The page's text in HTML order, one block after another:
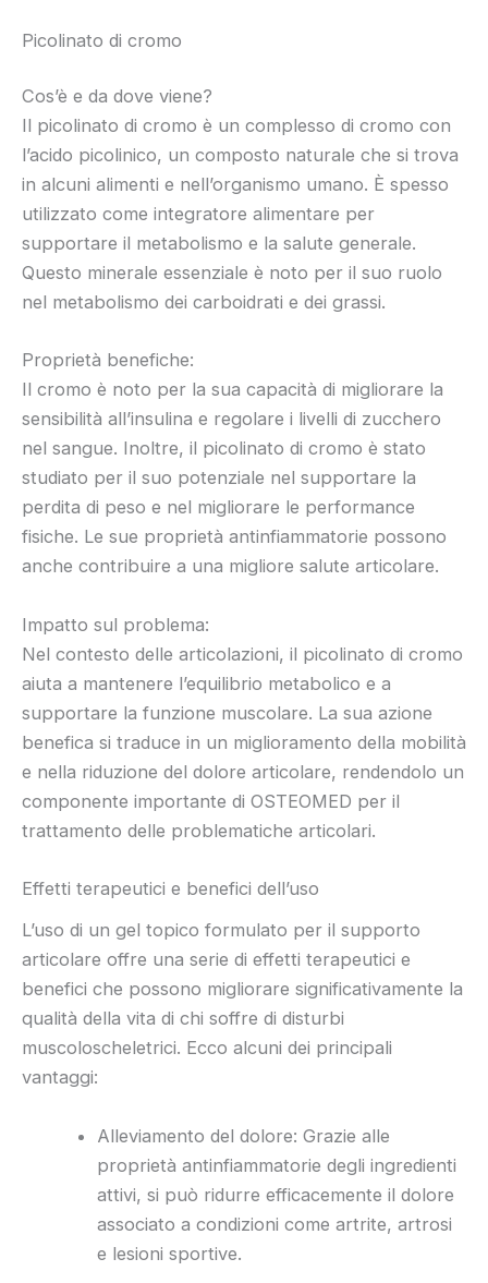
Picolinato di cromo
Cos’è e da dove viene?
Il picolinato di cromo è un complesso di cromo con
l’acido picolinico, un composto naturale che si trova
in alcuni alimenti e nell’organismo umano. È spesso
utilizzato come integratore alimentare per
supportare il metabolismo e la salute generale.
Questo minerale essenziale è noto per il suo ruolo
nel metabolismo dei carboidrati e dei grassi.
Proprietà benefiche:
Il cromo è noto per la sua capacità di migliorare la
sensibilità all’insulina e regolare i livelli di zucchero
nel sangue. Inoltre, il picolinato di cromo è stato
studiato per il suo potenziale nel supportare la
perdita di peso e nel migliorare le performance
fisiche. Le sue proprietà antinfiammatorie possono
anche contribuire a una migliore salute articolare.
Impatto sul problema:
Nel contesto delle articolazioni, il picolinato di cromo
aiuta a mantenere l’equilibrio metabolico e a
supportare la funzione muscolare. La sua azione
benefica si traduce in un miglioramento della mobilità
e nella riduzione del dolore articolare, rendendolo un
componente importante di OSTEOMED per il
trattamento delle problematiche articolari.
Effetti terapeutici e benefici dell’uso
L’uso di un gel topico formulato per il supporto
articolare offre una serie di effetti terapeutici e
benefici che possono migliorare significativamente la
qualità della vita di chi soffre di disturbi
muscoloscheletrici. Ecco alcuni dei principali
vantaggi:
Alleviamento del dolore: Grazie alle
proprietà antinfiammatorie degli ingredienti
attivi, si può ridurre efficacemente il dolore
associato a condizioni come artrite, artrosi
e lesioni sportive.